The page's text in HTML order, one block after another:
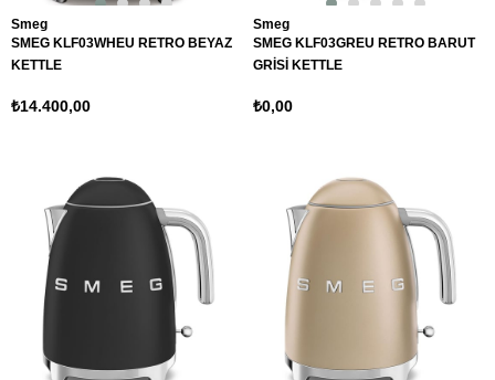
Smeg
SMEG KLF03WHEU RETRO BEYAZ
KETTLE
₺14.400,00
Smeg
SMEG KLF03GREU RETRO BARUT
GRİSİ KETTLE
₺0,00